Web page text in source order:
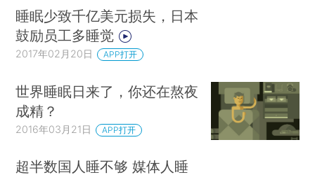
睡眠少致千亿美元损失，日本
鼓励员工多睡觉
2017年02月20日 APP打开
世界睡眠日来了，你还在熬夜
成精？
2016年03月21日 APP打开
超半数国人睡不够 媒体人睡